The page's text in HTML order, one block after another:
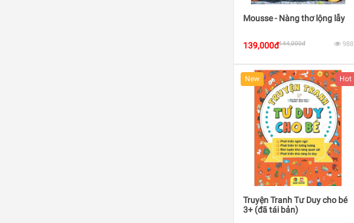
Mousse - Nàng thơ lộng lẫy
139,000đ144,000đ 988
New Hot
Truyện Tranh Tư Duy cho bé
3+ (đã tái bản)